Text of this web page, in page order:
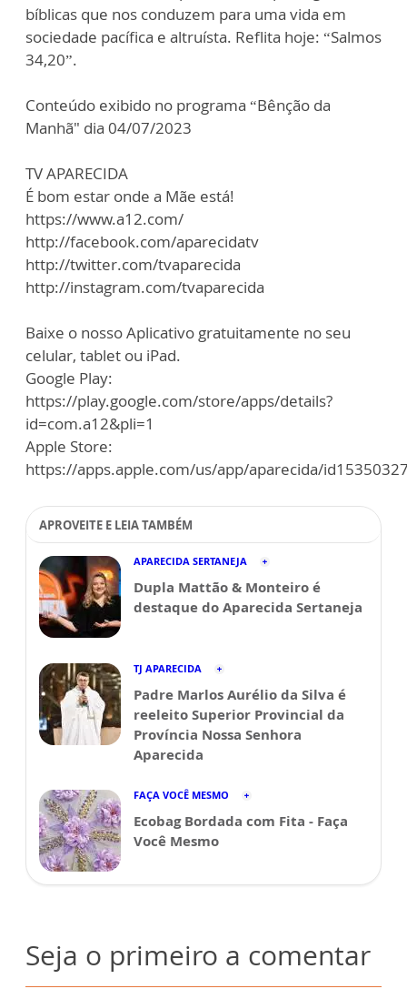
bíblicas que nos conduzem para uma vida em
sociedade pacífica e altruísta. Reflita hoje: “Salmos
34,20”.
Conteúdo exibido no programa “Bênção da
Manhã" dia 04/07/2023
TV APARECIDA
É bom estar onde a Mãe está!
https://www.a12.com/
http://facebook.com/aparecidatv
http://twitter.com/tvaparecida
http://instagram.com/tvaparecida
Baixe o nosso Aplicativo gratuitamente no seu
celular, tablet ou iPad.
Google Play:
https://play.google.com/store/apps/details?
id=com.a12&pli=1
Apple Store:
https://apps.apple.com/us/app/aparecida/
APROVEITE E LEIA TAMBÉM
APARECIDA SERTANEJA
Dupla Mattão & Monteiro é
destaque do Aparecida Sertaneja
TJ APARECIDA
Padre Marlos Aurélio da Silva é
reeleito Superior Provincial da
Província Nossa Senhora
Aparecida
FAÇA VOCÊ MESMO
Ecobag Bordada com Fita - Faça
Você Mesmo
Seja o primeiro a comentar